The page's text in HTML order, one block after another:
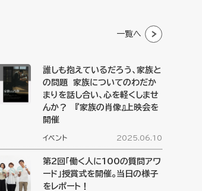
一覧へ
誰しも抱えているだろう、家族と
の問題 家族についてのわだか
まりを話し合い、心を軽くしませ
んか？ 『家族の肖像』上映会を
開催
イベント 2025.06.10
第2回「働く人に100の質問アワ
ード」授賞式を開催。当日の様子
をレポート！